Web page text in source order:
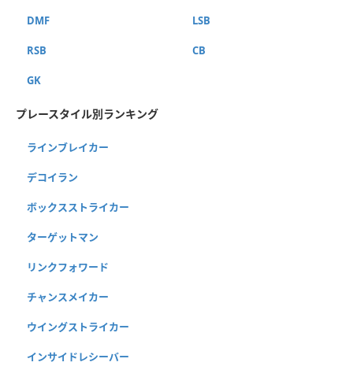
DMF LSB
RSB CB
GK
プレースタイル別ランキング
ラインブレイカー
デコイラン
ボックスストライカー
ターゲットマン
リンクフォワード
チャンスメイカー
ウイングストライカー
インサイドレシーバー